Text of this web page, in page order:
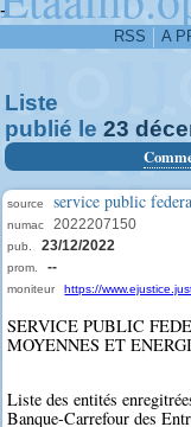
-
RSS A
Liste
publié le 23
source service public
numac 2022207150
pub. 23/12/2022
prom. --
moniteur https://
SERVICE PUBLIC
MOYENNES ET
Liste des entités
Banque-Carrefour des